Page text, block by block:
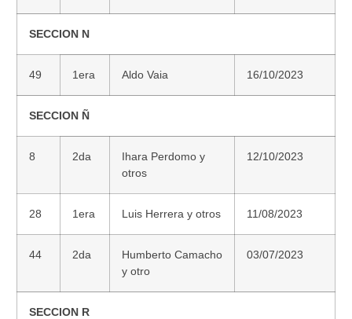
SECCION N
49 1era Aldo Vaia 16/10/2023
SECCION Ñ
8 2da
Ihara Perdomo y
otros
12/10/2023
28 1era Luis Herrera y otros 11/08/2023
44 2da
Humberto Camacho
y otro
03/07/2023
SECCION R